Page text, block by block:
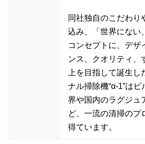
同社独自のこだわり
込み、「世界にない
コンセプトに、デザ
ンス、クオリティ、
上を目指して誕生し
ナル掃除機“α-1”は
界や国内のラグジュ
ど、一流の清掃のプ
得ています。